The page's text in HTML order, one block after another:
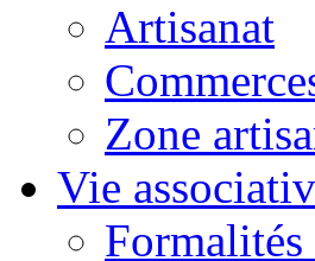
Artisanat
Zone
Vie
Formalités